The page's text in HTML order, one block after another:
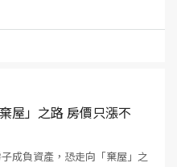
屋」之路 房價只漲不
成負資產，恐走向「棄屋」之